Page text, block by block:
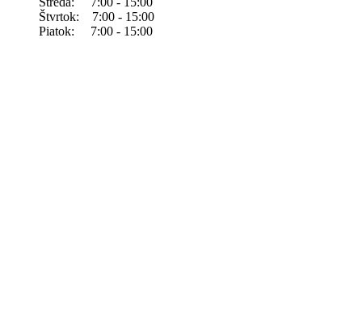
Štvrtok: 7:00 - 15:00
Piatok: 7:00 - 15:00